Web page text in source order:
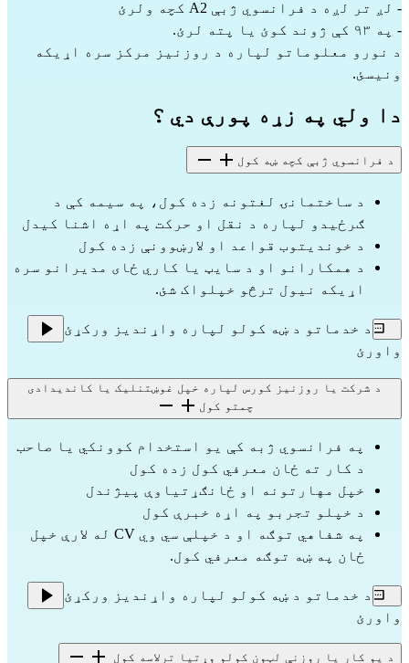
- لږ تر لږه د فرانسوي ژبې A2 کچه ولرئ
- په ۹۳ کې ژوند کوئ یا پته لرئ.
ونیسئ.
دا ولي په زړه پورې دي ؟
د فرانسوي ژبې کچه ښه کول
ګرځیدو لپاره د نقل او حرکت په اړه اشنا کیدل
د خوندیتوب قواعد او لارښوونې زده کول
اړیکه نیول ترڅو خپلواک شئ.
د خدماتو د ښه کولو لپاره واړندیز ورکړئ
واورئ
د شرکت یا روزنیز کورس لپاره خپل غوښتنلیک یا کاندیدادی
چمتو کول
د کار ته ځان معرفي کول زده کول
خپل مهارتونه او ځانګړتیاوې پیژندل
د خپلو تجربو په اړه خبرې کول
ځان په ښه توګه معرفي کول.
د خدماتو د ښه کولو لپاره واړندیز ورکړئ
واورئ
د یو کار یا روزنې لټون کولو وړتیا ترلاسه کول